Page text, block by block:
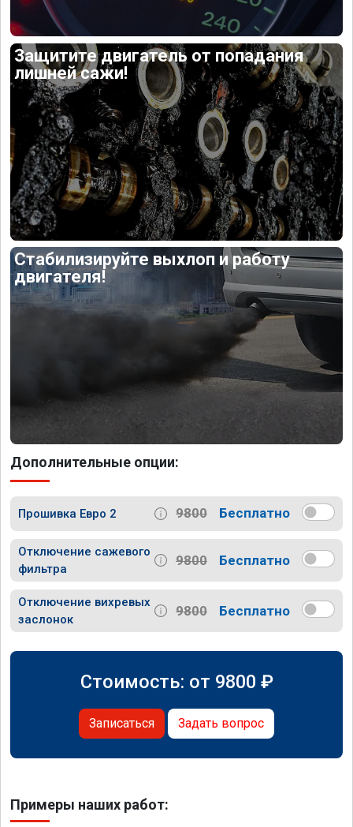
Защитите двигатель от попадания
лишней сажи!
Стабилизируйте выхлоп и работу
двигателя!
Дополнительные опции:
Прошивка Евро 2 9800 Бесплатно
Отключение сажевого
фильтра
9800 Бесплатно
Отключение вихревых
заслонок
9800 Бесплатно
Стоимость: от 9800 ₽
Записаться Задать вопрос
Примеры наших работ: